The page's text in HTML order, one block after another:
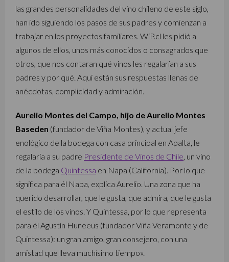
las grandes personalidades del vino chileno de este siglo,
han ido siguiendo los pasos de sus padres y comienzan a
trabajar en los proyectos familiares. WiP.cl les pidió a
algunos de ellos, unos más conocidos o consagrados que
otros, que nos contaran qué vinos les regalarían a sus
padres y por qué. Aquí están sus respuestas llenas de
anécdotas, complicidad y admiración.
Aurelio Montes del Campo, hijo de Aurelio Montes
Baseden (fundador de Viña Montes), y actual jefe
enológico de la bodega con casa principal en Apalta, le
regalaría a su padre Presidente de Vinos de Chile , un vino
de la bodega Quintessa en Napa (California). Por lo que
significa para él Napa, explica Aurelio. Una zona que ha
querido desarrollar, que le gusta, que admira, que le gusta
el estilo de los vinos. Y Quintessa, por lo que representa
para él Agustín Huneeus (fundador Viña Veramonte y de
Quintessa): un gran amigo, gran consejero, con una
amistad que lleva muchísimo tiempo».